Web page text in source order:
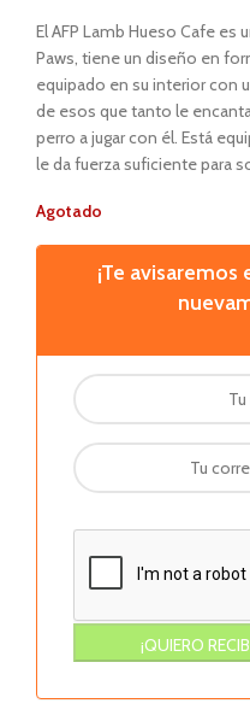
El AFP Lamb Hueso Cafe es
Paws, tiene un diseño en
equipado en su interior con
de esos que tanto le
perro a jugar con él. Está
le da fuerza suficiente para
Agotado
¡Te